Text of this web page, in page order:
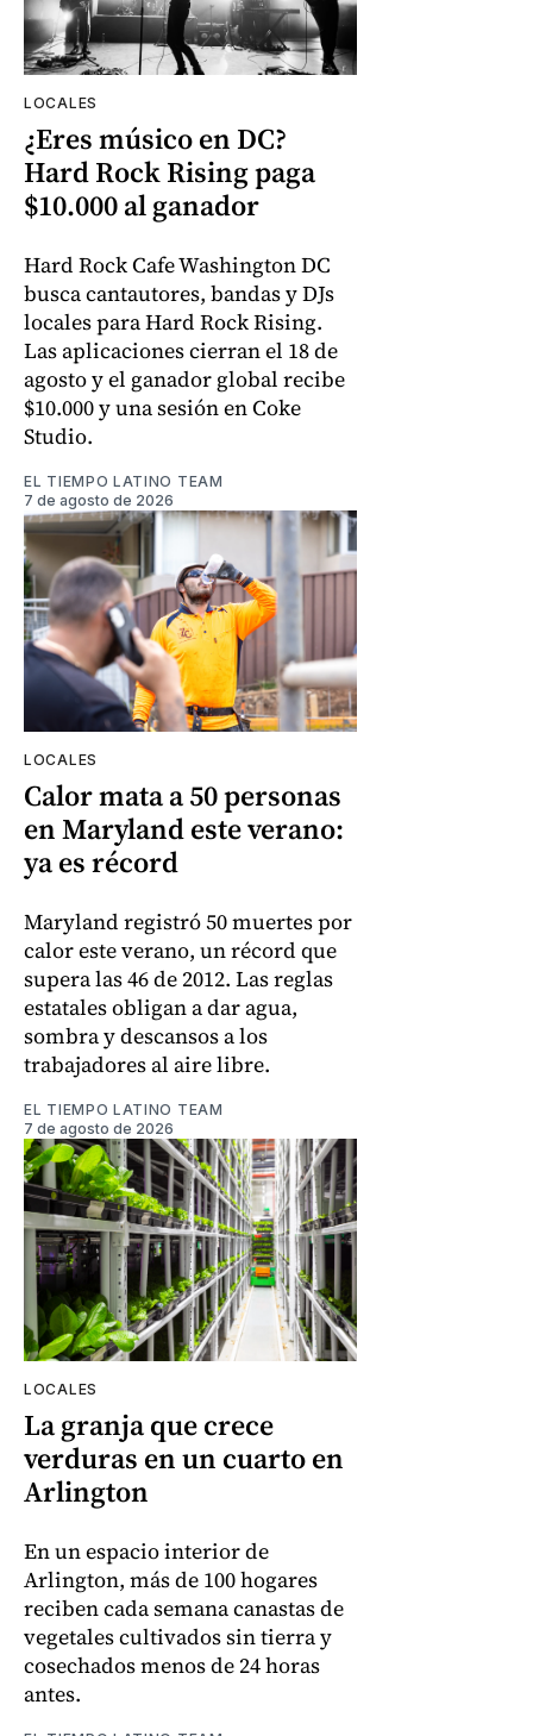
LOCALES
¿Eres músico en DC?
Hard Rock Rising paga
$10.000 al ganador
Hard Rock Cafe Washington DC
busca cantautores, bandas y DJs
locales para Hard Rock Rising.
Las aplicaciones cierran el 18 de
agosto y el ganador global recibe
$10.000 y una sesión en Coke
Studio.
EL TIEMPO LATINO TEAM
7 de agosto de 2026
LOCALES
Calor mata a 50 personas
en Maryland este verano:
ya es récord
Maryland registró 50 muertes por
calor este verano, un récord que
supera las 46 de 2012. Las reglas
estatales obligan a dar agua,
sombra y descansos a los
trabajadores al aire libre.
EL TIEMPO LATINO TEAM
7 de agosto de 2026
LOCALES
La granja que crece
verduras en un cuarto en
Arlington
En un espacio interior de
Arlington, más de 100 hogares
reciben cada semana canastas de
vegetales cultivados sin tierra y
cosechados menos de 24 horas
antes.